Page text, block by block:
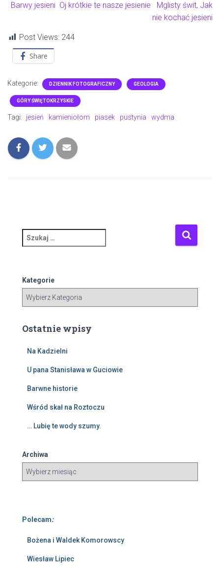
Barwy jesieni Oj krótkie te nasze jesienie Mglisty świt, Jak
nie kochać jesieni
Post Views: 244
Share
Kategorie: DZIENNIK FOTOGRAFICZNY GEOLOGIA
GÓRY ŚWIĘTOKRZYSKIE
Tagi: jesień kamieniołom piasek pustynia wydma
z
a
j
Kategorie
Ostatnie wpisy
Na Kadzielni
U pana Stanisława w Guciowie
Barwne historie
Wśród skał na Roztoczu
… Lubię te wody szumy.
Archiwa
Polecam:
Bożena i Waldek Komorowscy
Wiesław Lipiec